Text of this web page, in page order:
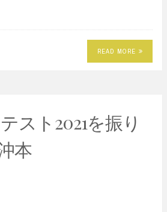
READ MORE
スト2021を振り
本